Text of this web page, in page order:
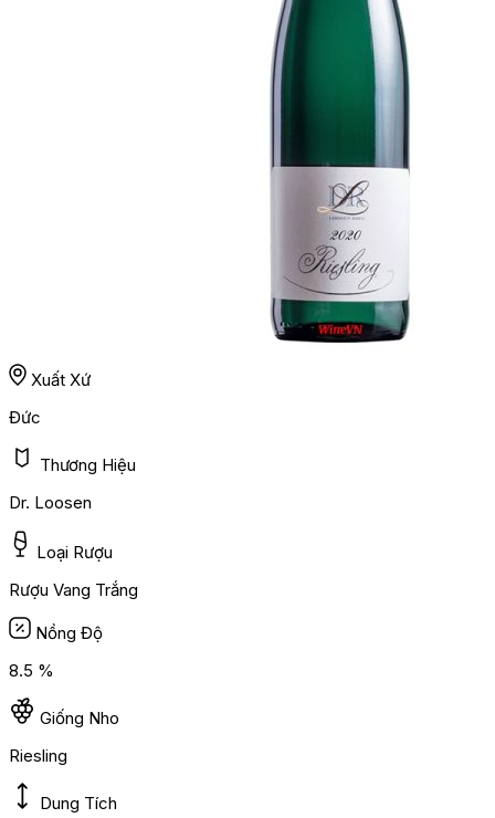
Xuất Xứ
Đức
Thương Hiệu
Dr. Loosen
Loại Rượu
Rượu Vang Trắng
Nồng Độ
8.5 %
Giống Nho
Riesling
Dung Tích